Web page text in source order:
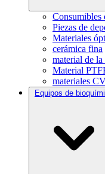
Consumibles
Piezas de
Materiales
cerámica fina
material de la
Material
materiales
Equipos de